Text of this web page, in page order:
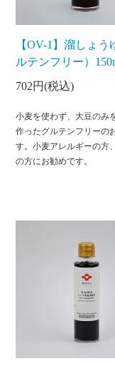
【OV-1】溜しょう
ルテンフリー）
702円(税込)
小麦を使わず、大豆のみ
作ったグルテンフリーの
す。小麦アレルギーの方
の方にお勧めです。